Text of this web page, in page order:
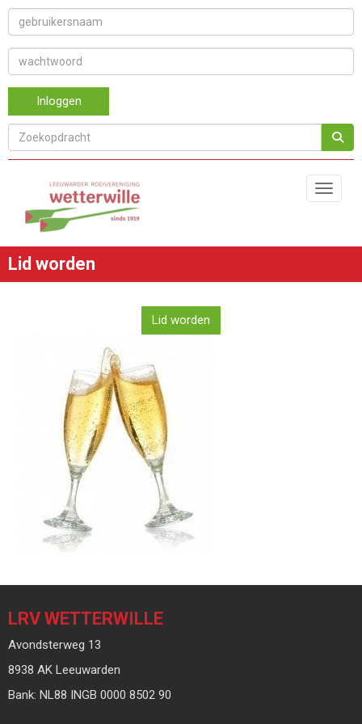
Inloggen
Lid worden
Lid worden
LRV WETTERWILLE
Avondsterweg 13
8938 AK Leeuwarden
Bank: NL88 INGB 0000 8502 90